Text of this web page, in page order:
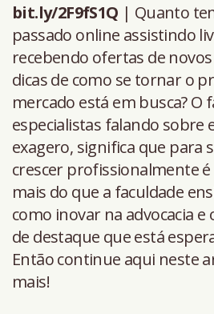
bit.ly/2F9fS1Q | Quanto
passado online assistindo
recebendo ofertas de
dicas de como se tornar o
mercado está em busca?
especialistas falando sobre
exagero, significa que para
crescer profissionalmente
mais do que a faculdade
como inovar na advocacia
de destaque que está
Então continue aqui neste
mais!